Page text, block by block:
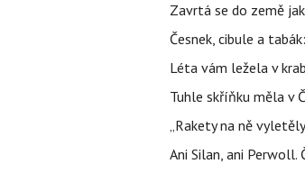
Zavrtá se do země
Česnek, cibule a
Léta vám ležela v
Tuhle skříňku měla v
„Rakety na ně
Ani Silan, ani Perwoll.